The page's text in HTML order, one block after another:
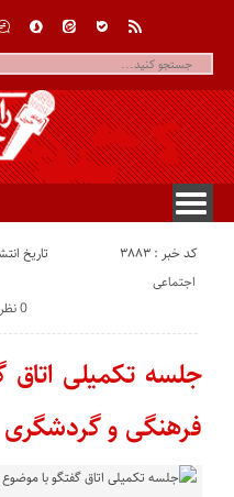
کد خبر : 3883 تاریخ انتشار :
0 نظر
اجتماعی
جلسه تکمیلی اتاق
فرهنگی و گردشگری